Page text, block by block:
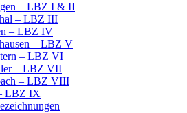
– LBZ I & II
– LBZ III
– LBZ IV
– LBZ V
– LBZ VI
– LBZ VII
– LBZ VIII
LBZ IX